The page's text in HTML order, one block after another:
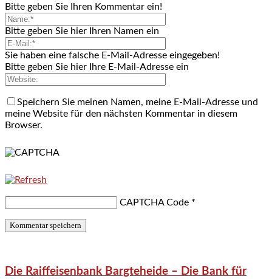
Bitte geben Sie Ihren Kommentar ein!
Bitte geben Sie hier Ihren Namen ein
Sie haben eine falsche E-Mail-Adresse eingegeben!
Bitte geben Sie hier Ihre E-Mail-Adresse ein
Speichern Sie meinen Namen, meine E-Mail-Adresse und
meine Website für den nächsten Kommentar in diesem
Browser.
CAPTCHA Code *
Die Raiffeisenbank Bargteheide – Die Bank für